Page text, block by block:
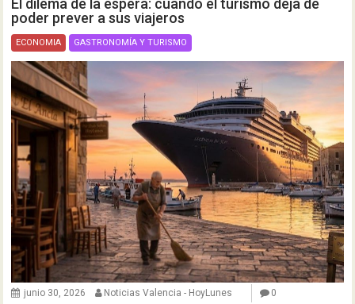
El dilema de la espera: cuando el turismo deja de
poder prever a sus viajeros
ECONOMIA GASTRONOMÍA Y TURISMO
junio 30, 2026 Noticias Valencia - HoyLunes 0